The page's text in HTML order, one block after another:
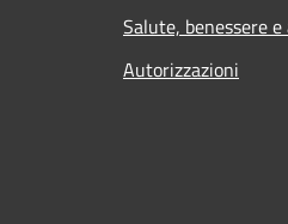
Salute, benessere
Autorizzazioni